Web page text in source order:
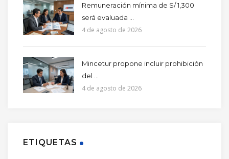
Remuneración mínima de S/ 1,300
será evaluada ...
4 de agosto de 2026
Mincetur propone incluir prohibición
del ...
4 de agosto de 2026
ETIQUETAS